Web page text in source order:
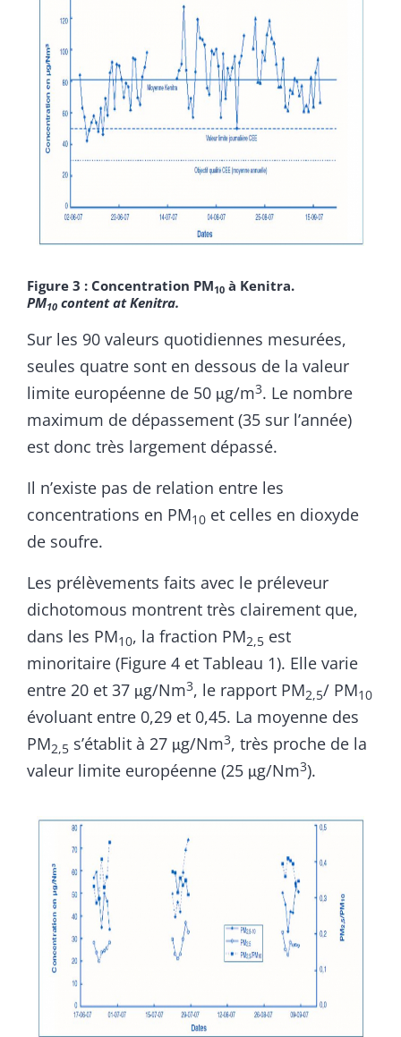
Figure 3 : Concentration PM10 à Kenitra.
PM10 content at Kenitra.
Sur les 90 valeurs quotidiennes mesurées,
seules quatre sont en dessous de la valeur
limite européenne de 50 μg/m3. Le nombre
maximum de dépassement (35 sur l’année)
est donc très largement dépassé.
Il n’existe pas de relation entre les
concentrations en PM10 et celles en dioxyde
de soufre.
Les prélèvements faits avec le préleveur
dichotomous montrent très clairement que,
dans les PM10, la fraction PM2,5 est
minoritaire (Figure 4 et Tableau 1). Elle varie
entre 20 et 37 μg/Nm3, le rapport PM2,5/ PM10
évoluant entre 0,29 et 0,45. La moyenne des
PM2,5 s’établit à 27 μg/Nm3, très proche de la
valeur limite européenne (25 μg/Nm3).